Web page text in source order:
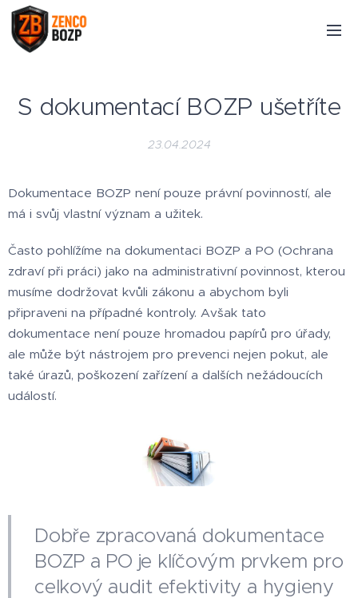
S dokumentací BOZP ušetříte
23.04.2024
Dokumentace BOZP není pouze právní povinností, ale
má i svůj vlastní význam a užitek.
Často pohlížíme na dokumentaci BOZP a PO (Ochrana
zdraví při práci) jako na administrativní povinnost, kterou
musíme dodržovat kvůli zákonu a abychom byli
připraveni na případné kontroly. Avšak tato
dokumentace není pouze hromadou papírů pro úřady,
ale může být nástrojem pro prevenci nejen pokut, ale
také úrazů, poškození zařízení a dalších nežádoucích
událostí.
Dobře zpracovaná dokumentace
BOZP a PO je klíčovým prvkem pro
celkový audit efektivity a hygieny